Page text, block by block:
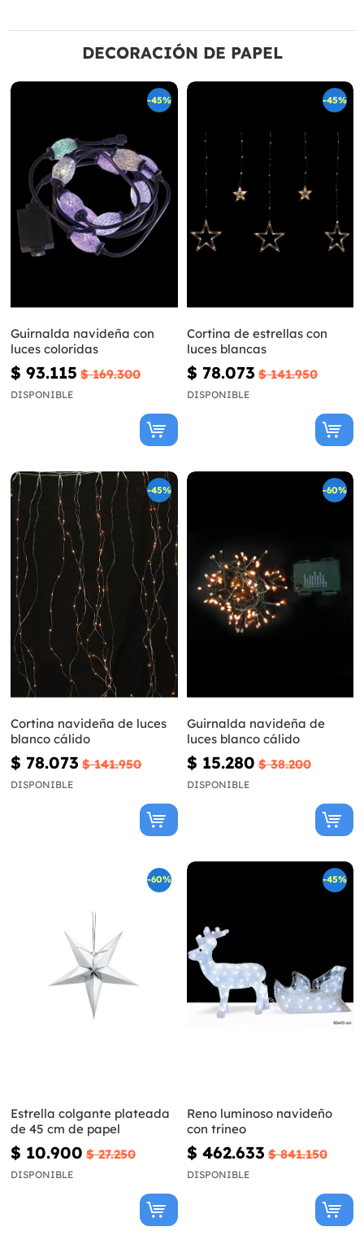
DECORACIÓN DE PAPEL
-45%
Guirnalda navideña con
luces coloridas
$ 93.115 $ 169.300
DISPONIBLE
-45%
Cortina de estrellas con
luces blancas
$ 78.073 $ 141.950
DISPONIBLE
-45%
Cortina navideña de luces
blanco cálido
$ 78.073 $ 141.950
DISPONIBLE
-60%
Guirnalda navideña de
luces blanco cálido
$ 15.280 $ 38.200
DISPONIBLE
-60%
Estrella colgante plateada
de 45 cm de papel
$ 10.900 $ 27.250
DISPONIBLE
-45%
Reno luminoso navideño
con trineo
$ 462.633 $ 841.150
DISPONIBLE